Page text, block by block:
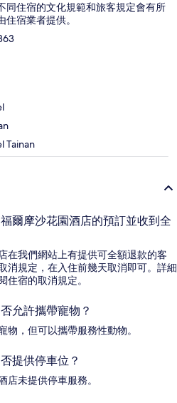
同住宿的文化規範和旅客規定會有所
宿業者提供。
Tainan
爾摩沙花園酒店的預訂並收到全
在我們網站上有提供可全額退款的客
消規定，在入住前幾天取消即可。詳細
住宿的取消規定。
允許攜帶寵物？
物，但可以攜帶服務性動物。
提供停車位？
店未提供停車服務。